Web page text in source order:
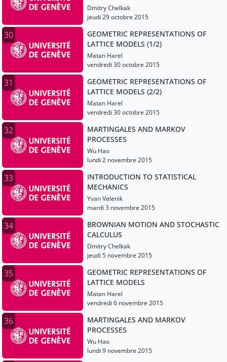
Dmitry Chelkak
jeudi 29 octobre 2015
30
GEOMETRIC REPRESENTATIONS OF
LATTICE MODELS (1/2)
Matan Harel
vendredi 30 octobre 2015
31
GEOMETRIC REPRESENTATIONS OF
LATTICE MODELS (2/2)
Matan Harel
vendredi 30 octobre 2015
32
MARTINGALES AND MARKOV
PROCESSES
Wu Hao
lundi 2 novembre 2015
33
INTRODUCTION TO STATISTICAL
MECHANICS
Yvan Velenik
mardi 3 novembre 2015
34
BROWNIAN MOTION AND STOCHASTIC
CALCULUS
Dmitry Chelkak
jeudi 5 novembre 2015
35
GEOMETRIC REPRESENTATIONS OF
LATTICE MODELS
Matan Harel
vendredi 6 novembre 2015
36
MARTINGALES AND MARKOV
PROCESSES
Wu Hao
lundi 9 novembre 2015